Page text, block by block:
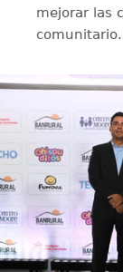
mejorar las
comunitario.